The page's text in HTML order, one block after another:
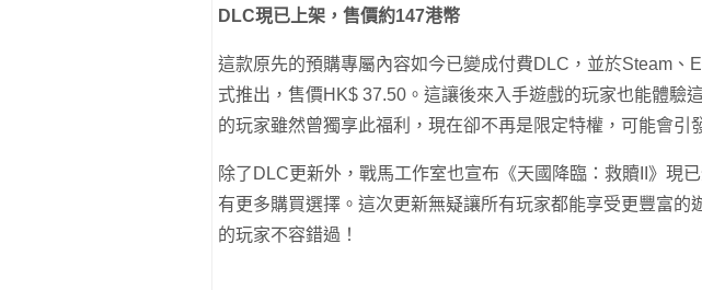
DLC現已上架，售價約147港幣
這款原先的預購專屬內容如今已變成付費DLC，並於Steam、
式推出，售價HK$ 37.50。這讓後來入手遊戲的玩家也能體驗
的玩家雖然曾獨享此福利，現在卻不再是限定特權，可能會引
除了DLC更新外，戰馬工作室也宣布《天國降臨：救贖II》現
有更多購買選擇。這次更新無疑讓所有玩家都能享受更豐富的
的玩家不容錯過！